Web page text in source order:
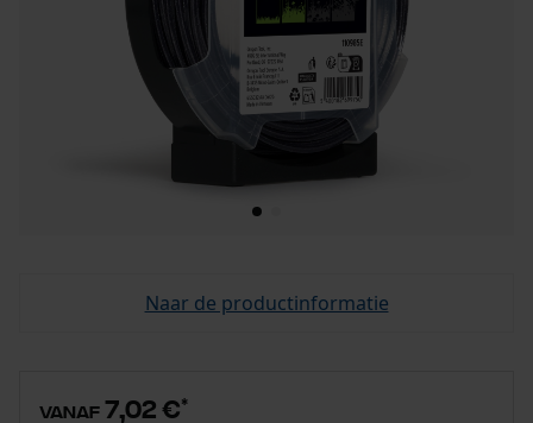
Naar de productinformatie
vanaf 7,02 €*